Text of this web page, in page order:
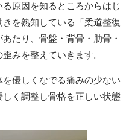
原因を知るところからはじ
を熟知している「柔道整復
たり、骨盤・背骨・肋骨・
みを整えていきます。
優しくなでる痛みの少ない
く調整し骨格を正しい状態